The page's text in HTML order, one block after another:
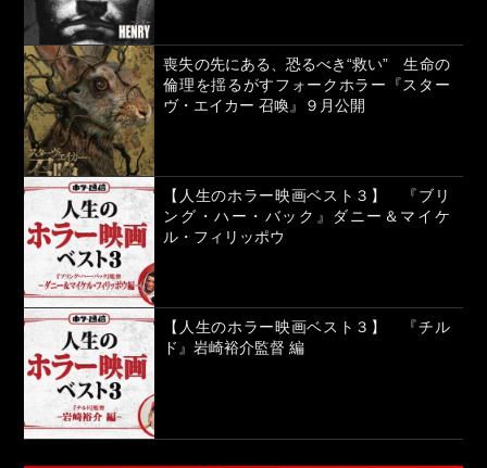
喪失の先にある、恐るべき“救い” 生命の
倫理を揺るがすフォークホラー『スター
ヴ・エイカー 召喚』９月公開
【人生のホラー映画ベスト３】 『ブリ
ング・ハー・バック』ダニー＆マイケ
ル・フィリッポウ
【人生のホラー映画ベスト３】 『チル
ド』岩崎裕介監督 編